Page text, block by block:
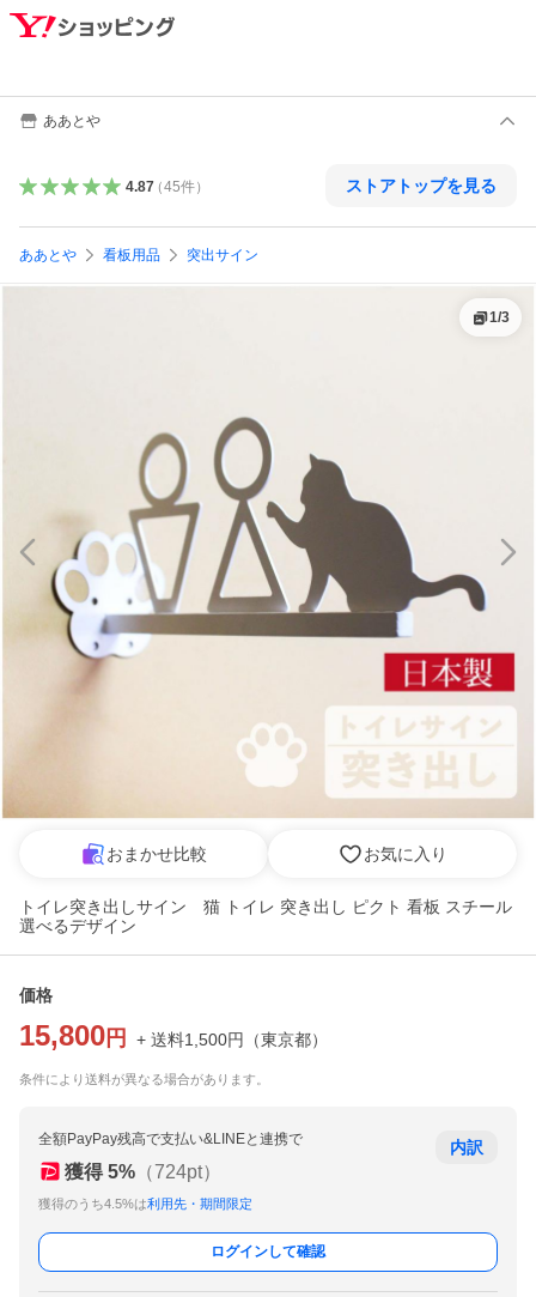
ああとや
4.87（45件） ストアトップを見る
ああとや 看板用品 突出サイン
1/3
おまかせ比較 お気に入り
トイレ突き出しサイン 猫 トイレ 突き出し ピクト 看板 スチール
選べるデザイン
価格
15,800 円 + 送料1,500円 （東京都）
条件により送料が異なる場合があります。
全額PayPay残高で支払い&LINEと連携で
獲得 5% （724pt）
獲得のうち4.5%は利用先・期間限定
内訳
ログインして確認